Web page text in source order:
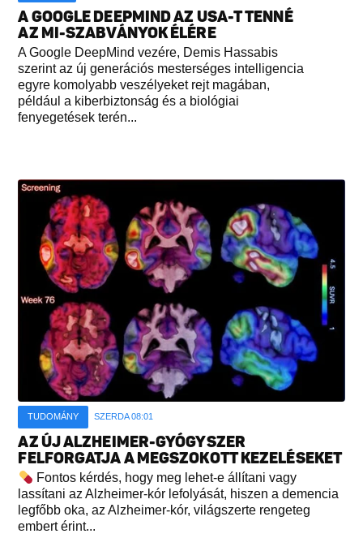
A GOOGLE DEEPMIND AZ USA-T TENNÉ
AZ MI-SZABVÁNYOK ÉLÉRE
A Google DeepMind vezére, Demis Hassabis
szerint az új generációs mesterséges intelligencia
egyre komolyabb veszélyeket rejt magában,
például a kiberbiztonság és a biológiai
fenyegetések terén...
TUDOMÁNY SZERDA 08:01
AZ ÚJ ALZHEIMER-GYÓGYSZER
FELFORGATJA A MEGSZOKOTT KEZELÉSEKET
Fontos kérdés, hogy meg lehet-e állítani vagy
lassítani az Alzheimer-kór lefolyását, hiszen a demencia
legfőbb oka, az Alzheimer-kór, világszerte rengeteg
embert érint...